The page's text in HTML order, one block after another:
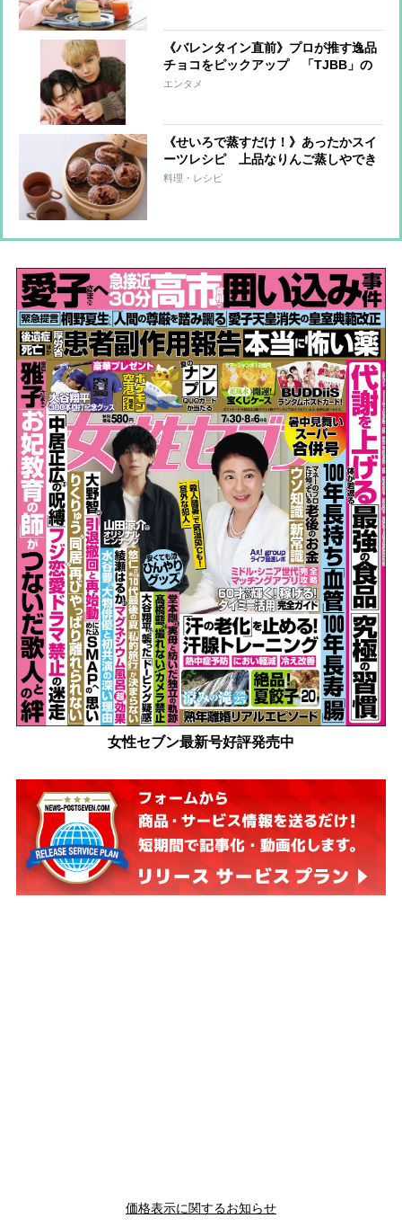
《バレンタイン直前》プロが推す逸品
チョコをピックアップ 「TJBB」の
宇原雄飛＆古嶋滝がファンに贈りたい
エンタメ
《せいろで蒸すだけ！》あったかスイ
ーツレシピ 上品なりんご蒸しやでき
立て蒸しパンならではのふわふわ食
料理・レシピ
女性セブン最新号好評発売中
価格表示に関するお知らせ